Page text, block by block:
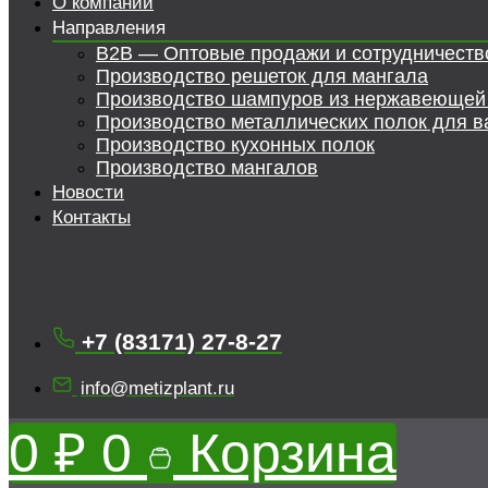
Направления
B2B — Оптовые продажи и
Производство решеток для мангала
Производство шампуров из нержавеющей
Производство металлических полок для
Производство кухонных полок
Производство мангалов
Новости
Контакты
+7 (83171) 27-8-27
info@metizplant.ru
0 ₽ 0 Корзина